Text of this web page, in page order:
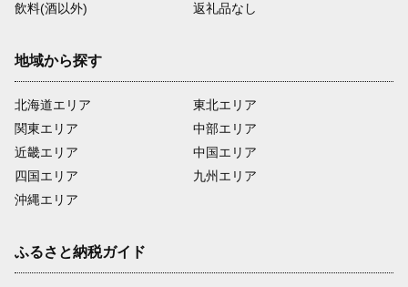
飲料(酒以外)
返礼品なし
地域から探す
北海道エリア
関東エリア
近畿エリア
四国エリア
沖縄エリア
東北エリア
中部エリア
中国エリア
九州エリア
ふるさと納税ガイド